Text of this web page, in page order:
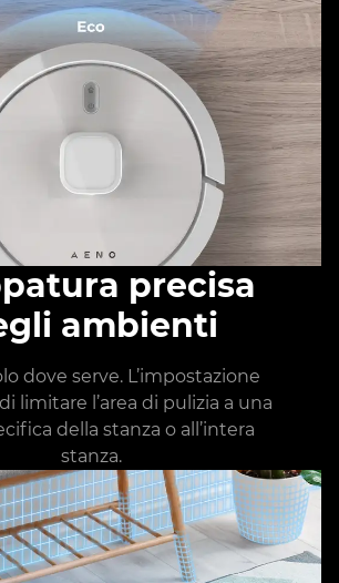
precisa
ambienti
dove serve. L’impostazione
limitare l’area di pulizia a una
della stanza o all’intera
stanza.